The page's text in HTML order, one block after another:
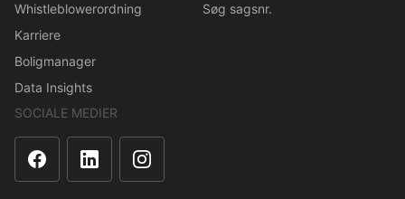
Whistleblowerordning
Karriere
Boligmanager
Data Insights
Søg sagsnr.
SOCIALE MEDIER